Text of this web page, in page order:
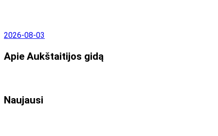
2026-08-03
Apie Aukštaitijos gidą
Naujausi